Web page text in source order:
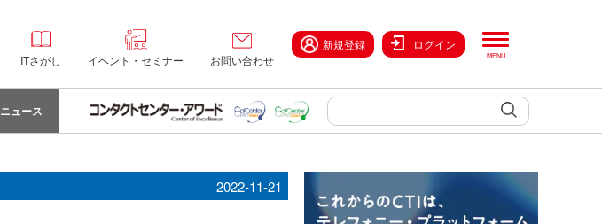
ITさがし イベント・セミナー お問い合わせ
新規登録 ログイン
ニュース
2022-11-21